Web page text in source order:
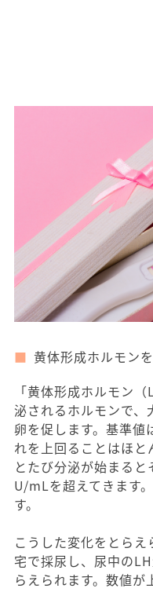
黄体形成ホルモン
「黄体形成ホルモン
泌されるホルモンで
卵を促します。基準
れを上回ることはほ
とたび分泌が始まる
U/mLを超えてきます
す。
こうした変化をとら
宅で採尿し、尿中の
らえられます。数値